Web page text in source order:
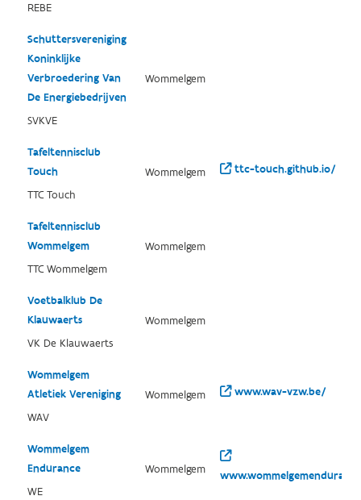
REBE
Schuttersvereniging
Koninklijke
Verbroedering Van
De Energiebedrijven
SVKVE
Wommelgem
Tafeltennisclub
Touch
TTC Touch
Wommelgem ttc-touch.github.io/
Tafeltennisclub
Wommelgem
TTC Wommelgem
Wommelgem
Voetbalklub De
Klauwaerts
VK De Klauwaerts
Wommelgem
Wommelgem
Atletiek Vereniging
WAV
Wommelgem www.wav-vzw.be/
Wommelgem
Endurance
WE
Wommelgem